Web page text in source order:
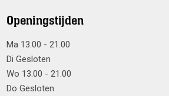
Openingstijden
Ma 13.00 - 21.00
Di Gesloten
Wo 13.00 - 21.00
Do Gesloten